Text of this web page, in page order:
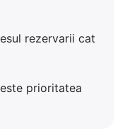
rezervarii cat
prioritatea